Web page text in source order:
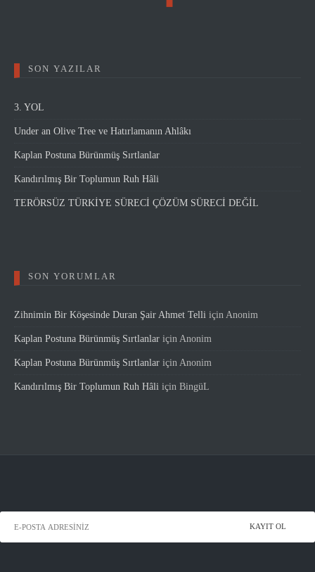
SON YAZILAR
3. YOL
Under an Olive Tree ve Hatırlamanın Ahlâkı
Kaplan Postuna Bürünmüş Sırtlanlar
Kandırılmış Bir Toplumun Ruh Hâli
TERÖRSÜZ TÜRKİYE SÜRECİ ÇÖZÜM SÜRECİ DEĞİL
SON YORUMLAR
Zihnimin Bir Köşesinde Duran Şair Ahmet Telli için Anonim
Kaplan Postuna Bürünmüş Sırtlanlar için Anonim
Kaplan Postuna Bürünmüş Sırtlanlar için Anonim
Kandırılmış Bir Toplumun Ruh Hâli için BingüL